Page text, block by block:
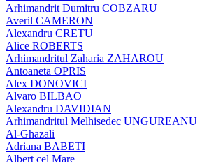
Arhimandrit Dumitru COBZARU
Averil CAMERON
Alexandru CRETU
Alice ROBERTS
Arhimandritul Zaharia ZAHAROU
Antoaneta OPRIS
Alex DONOVICI
Alvaro BILBAO
Alexandru DAVIDIAN
Arhimandritul Melhisedec UNGUREANU
Al-Ghazali
Adriana BABETI
Albert cel Mare